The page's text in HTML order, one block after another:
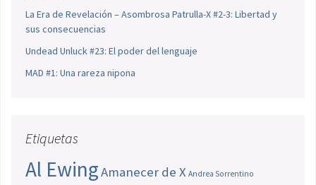
La Era de Revelación – Asombrosa Patrulla-X #2-3: Libertad y
sus consecuencias
Undead Unluck #23: El poder del lenguaje
MAD #1: Una rareza nipona
Etiquetas
Al EwingAmanecer de X Andrea Sorrentino